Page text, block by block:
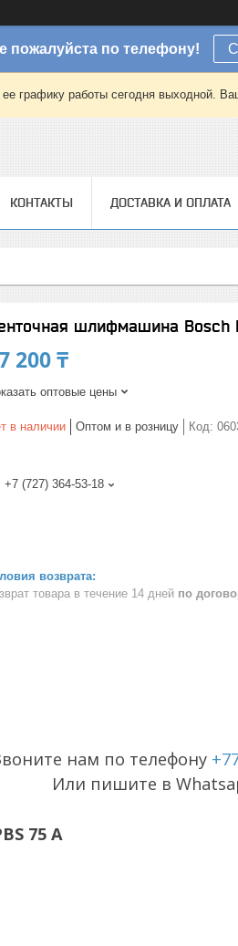
пожалуйста по телефону!
графику работы сегодня выходной.
КОНТАКТЫ ДОСТАВКА И ОПЛАТА
шлифмашина Bosch
200 ₸
оптовые цены
в наличии Оптом и в розницу Код:
+7 (727) 364-53-18
товара в течение 14 дней по
нам по телефону
Или пишите в
75 A